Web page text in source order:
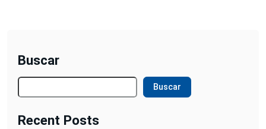
Buscar
Buscar
Recent Posts